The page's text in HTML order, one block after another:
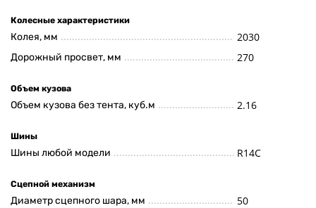
Колесные характеристики
Колея, мм 2030
Дорожный просвет, мм 270
Объем кузова
Объем кузова без тента, куб.м 2.16
Шины
Шины любой модели R14C
Сцепной механизм
Диаметр сцепного шара, мм 50